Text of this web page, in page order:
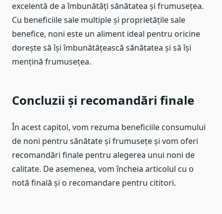
excelentă de a îmbunătăți sănătatea și frumusețea.
Cu beneficiile sale multiple și proprietățile sale
benefice, noni este un aliment ideal pentru oricine
dorește să își îmbunătățească sănătatea și să își
mențină frumusețea.
Concluzii și recomandări finale
În acest capitol, vom rezuma beneficiile consumului
de noni pentru sănătate și frumusețe și vom oferi
recomandări finale pentru alegerea unui noni de
calitate. De asemenea, vom încheia articolul cu o
notă finală și o recomandare pentru cititori.